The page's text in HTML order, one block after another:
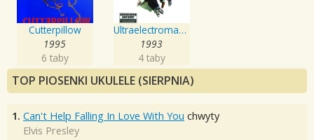
Cutterpillow
1995
6 taby
Ultraelectromagneticpop!
1993
4 taby
TOP PIOSENKI UKULELE (SIERPNIA)
1. Can't Help Falling In Love With You chwyty
Elvis Presley